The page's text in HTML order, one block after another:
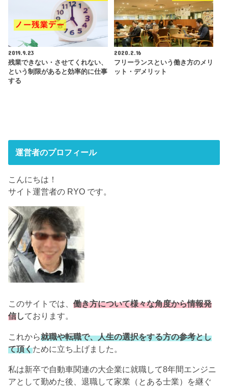
2019.9.23
残業できない・させてくれない、
という制限があると効率的に仕事
する
2020.2.16
フリーランスという働き方のメリ
ット・デメリット
運営者のプロフィール
こんにちは！
サイト運営者の RYO です。
このサイトでは、働き方について様々な角度から情報発
信しております。
これから就職や転職で、人生の選択をする方の参考とし
て頂くために立ち上げました。
私は新卒で自動車関連の大企業に就職して8年間エンジニ
アとして勤めた後、退職して家業（とある士業）を継ぐ